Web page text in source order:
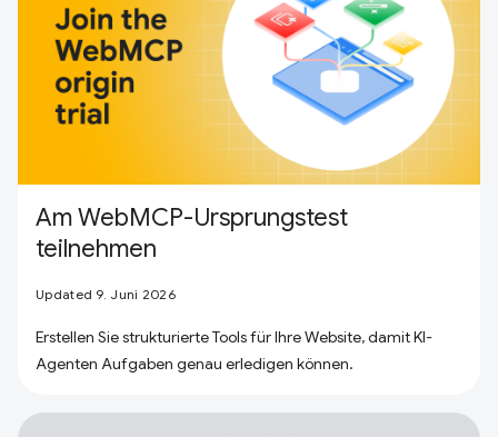
Am WebMCP-Ursprungstest
teilnehmen
Updated 9. Juni 2026
Erstellen Sie strukturierte Tools für Ihre Website, damit KI-
Agenten Aufgaben genau erledigen können.